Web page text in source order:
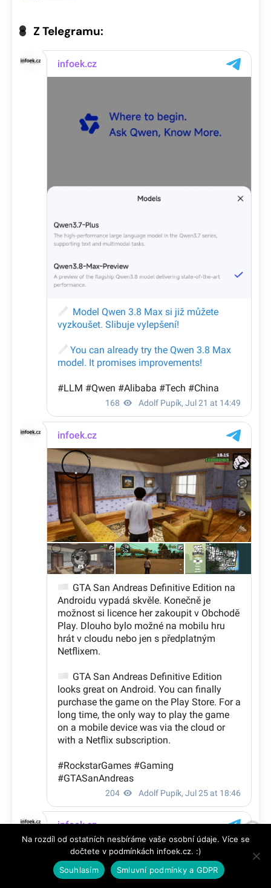
Z Telegramu:
Na rozdíl od ostatních nesbíráme vaše osobní údaje. Více se
dočtete v podmínkách infoek.cz. :)
Souhlasím
Smluvní podmínky a GDPR